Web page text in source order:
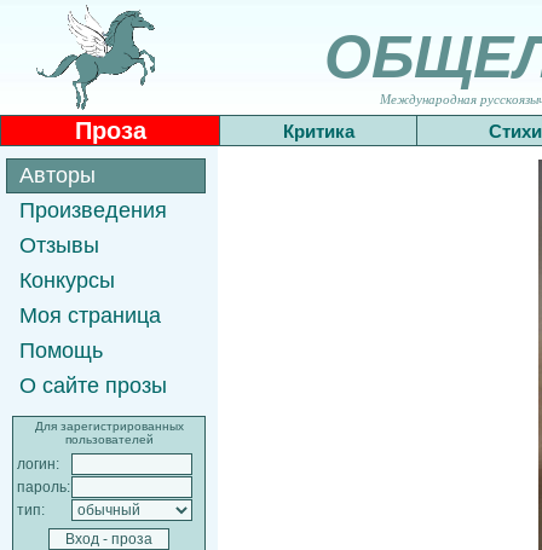
Международная
Проза Критика Стихи
Авторы
Произведения
Отзывы
Конкурсы
Моя страница
Помощь
О сайте прозы
Для зарегистрированных
пользователей
логин:
пароль:
тип: